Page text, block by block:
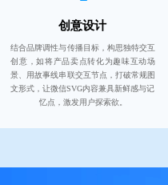
结合品牌调性与传播目标，构思独特交互
创意，如将产品卖点转化为趣味互动场
景、用故事线串联交互节点，打破常规图
文形式，让微信SVG内容兼具新鲜感与记
忆点，激发用户探索欲。
创意设计